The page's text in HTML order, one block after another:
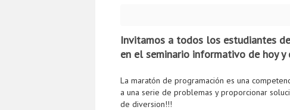
Invitamos a todos los estudiantes
en el seminario informativo de hoy
La maratón de programación es una
a una serie de problemas y proporcionar
de diversion!!!